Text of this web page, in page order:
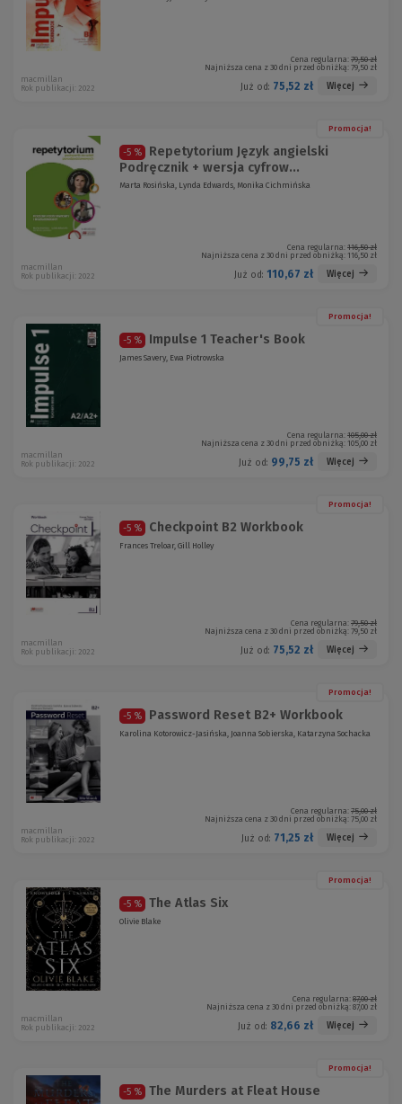
Cena regularna: 79,50 zł
Najniższa cena z 30 dni przed obniżką: 79,50 zł
Już od: 75,52 zł Więcej
macmillan
Rok publikacji: 2022
Promocja!
-5 %
Repetytorium Język angielski
Podręcznik + wersja cyfrow...
Marta Rosińska, Lynda Edwards, Monika Cichmińska
Cena regularna: 116,50 zł
Najniższa cena z 30 dni przed obniżką: 116,50 zł
Już od: 110,67 zł Więcej
macmillan
Rok publikacji: 2022
Promocja!
-5 % Impulse 1 Teacher's Book
James Savery, Ewa Piotrowska
Cena regularna: 105,00 zł
Najniższa cena z 30 dni przed obniżką: 105,00 zł
Już od: 99,75 zł Więcej
macmillan
Rok publikacji: 2022
Promocja!
-5 % Checkpoint B2 Workbook
Frances Treloar, Gill Holley
Cena regularna: 79,50 zł
Najniższa cena z 30 dni przed obniżką: 79,50 zł
Już od: 75,52 zł Więcej
macmillan
Rok publikacji: 2022
Promocja!
-5 % Password Reset B2+ Workbook
Karolina Kotorowicz-Jasińska, Joanna Sobierska, Katarzyna Sochacka
Cena regularna: 75,00 zł
Najniższa cena z 30 dni przed obniżką: 75,00 zł
Już od: 71,25 zł Więcej
macmillan
Rok publikacji: 2022
Promocja!
-5 % The Atlas Six
Olivie Blake
Cena regularna: 87,00 zł
Najniższa cena z 30 dni przed obniżką: 87,00 zł
Już od: 82,66 zł Więcej
macmillan
Rok publikacji: 2022
Promocja!
-5 % The Murders at Fleat House